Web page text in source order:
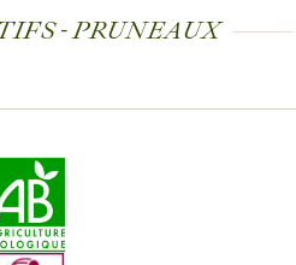
- PRUNEAUX